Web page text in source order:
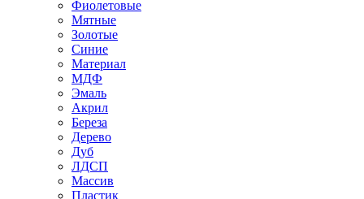
Фиолетовые
Мятные
Золотые
Синие
Материал
МДФ
Эмаль
Акрил
Береза
Дерево
Дуб
ЛДСП
Массив
Пластик